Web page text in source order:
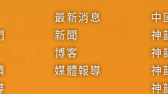
最新消息
新聞
博客
媒體報導
中
神
神
神
神